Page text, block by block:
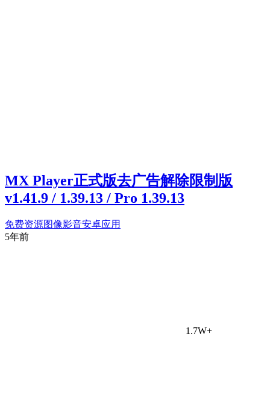
MX Player正式版去广告解除限制版
v1.41.9 / 1.39.13 / Pro 1.39.13
免费资源图像影音安卓应用
5年前
1.7W+